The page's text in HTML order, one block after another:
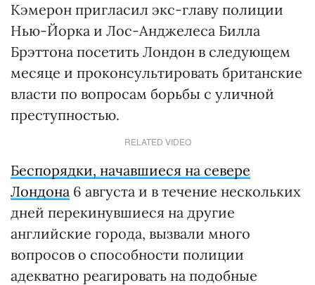
Кэмерон пригласил экс-главу полиции
Нью-Йорка и Лос-Анджелеса Билла
Брэттона посетить Лондон в следующем
месяце и проконсультировать британские
власти по вопросам борьбы с уличной
преступностью.
RELATED VIDEO
Беспорядки, начавшиеся на севере
Лондона 6 августа и в течение нескольких
дней перекинувшиеся на другие
английские города, вызвали много
вопросов о способности полиции
адекватно реагировать на подобные